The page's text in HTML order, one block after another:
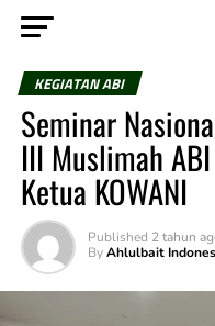
KEGIATAN ABI
Seminar
III Muslimah
Ketua KOWANI
Published 2 tahun
By Ahlulbait